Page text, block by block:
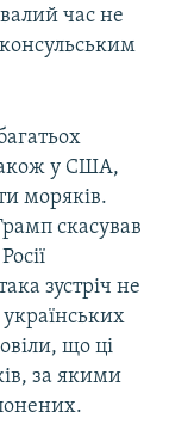
час не
у США,
моряків.
скасував
зустріч не
українських
що ці
за якими